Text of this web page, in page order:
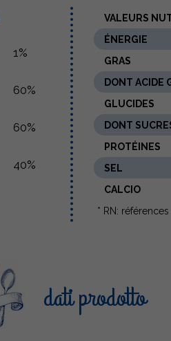
1%
60%
60%
40%
VALEURS
ÉNERGIE
GRAS
DONT ACIDE
GLUCIDES
DONT
PROTÉINES
SEL
CALCIO
* RN:
dati prodotto